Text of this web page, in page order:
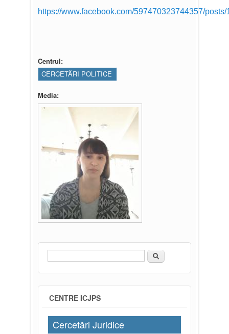
https://www.facebook.com/597470323744357/
Centrul:
CERCETĂRI POLITICE
Media:
Formular de căutare
Căutare
CENTRE ICJPS
Cercetări Juridice